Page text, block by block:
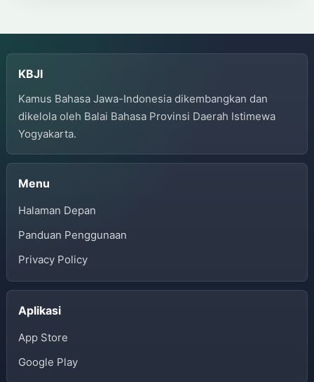
KBJI
Kamus Bahasa Jawa-Indonesia dikembangkan dan
dikelola oleh Balai Bahasa Provinsi Daerah Istimewa
Yogyakarta.
Menu
Halaman Depan
Panduan Penggunaan
Privacy Policy
Aplikasi
App Store
Google Play